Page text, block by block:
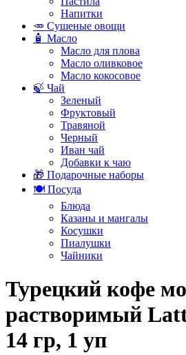
Напитки
🥕 Сушеные овощи
🧴 Масло
Масло для плова
Масло оливковое
Масло кокосовое
🍃 Чай
Зеленый
Фруктовый
Травяной
Черный
Иван чай
Добавки к чаю
🎁 Подарочные наборы
🍽️ Посуда
Блюда
Казаны и мангалы
Косушки
Пиалушки
Чайники
Турецкий кофе
растворимый
14 гр, 1 уп